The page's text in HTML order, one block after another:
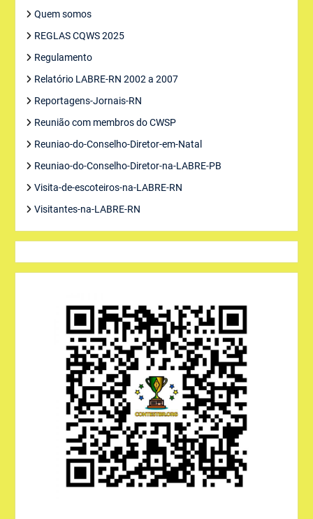
Quem somos
REGLAS CQWS 2025
Regulamento
Relatório LABRE-RN 2002 a 2007
Reportagens-Jornais-RN
Reunião com membros do CWSP
Reuniao-do-Conselho-Diretor-em-Natal
Reuniao-do-Conselho-Diretor-na-LABRE-PB
Visita-de-escoteiros-na-LABRE-RN
Visitantes-na-LABRE-RN